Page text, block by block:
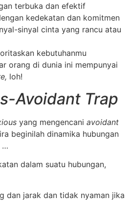
terbuka dan efektif
kedekatan dan komitmen
sinyal cinta yang rancu atau
kebutuhanmu
orang di dunia ini mempunyai
loh!
Avoidant Trap
yang mengencani avoidant
beginilah dinamika hubungan
…
dalam suatu hubungan,
dan jarak dan tidak nyaman jika